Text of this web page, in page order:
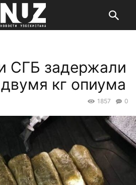
СГБ задержали
кг опиума
0
1857